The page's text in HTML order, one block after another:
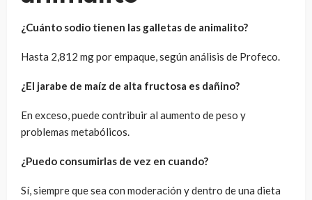
¿Cuánto sodio tienen las galletas de animalito?
Hasta 2,812 mg por empaque, según análisis de Profeco.
¿El jarabe de maíz de alta fructosa es dañino?
En exceso, puede contribuir al aumento de peso y
problemas metabólicos.
¿Puedo consumirlas de vez en cuando?
Sí, siempre que sea con moderación y dentro de una dieta